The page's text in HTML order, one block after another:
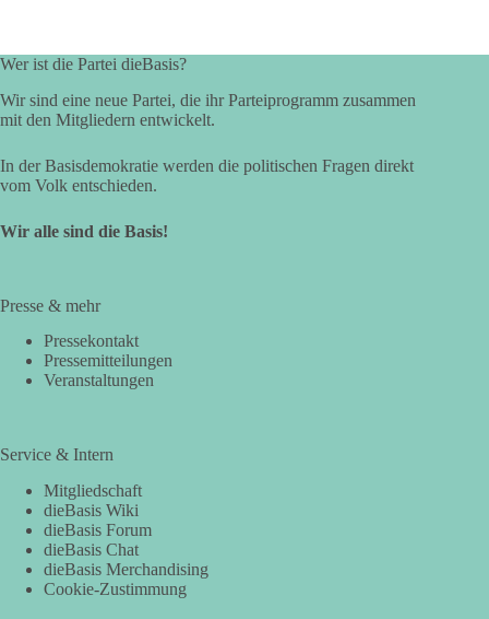
Wer ist die Partei dieBasis?
Wir sind eine neue Partei, die ihr Parteiprogramm zusammen
mit den Mitgliedern entwickelt.
In der Basisdemokratie werden die politischen Fragen direkt
vom Volk entschieden.
Wir alle sind die Basis!
Presse & mehr
Pressekontakt
Pressemitteilungen
Veranstaltungen
Service & Intern
Mitgliedschaft
dieBasis Wiki
dieBasis Forum
dieBasis Chat
dieBasis Merchandising
Cookie-Zustimmung